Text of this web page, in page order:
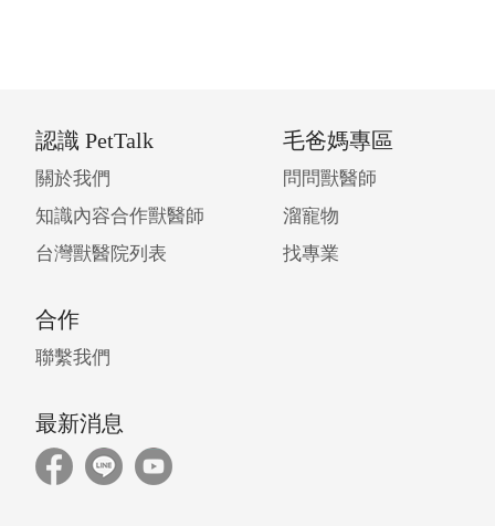
認識 PetTalk
關於我們
知識內容合作獸醫師
台灣獸醫院列表
毛爸媽專區
問問獸醫師
溜寵物
找專業
合作
聯繫我們
最新消息